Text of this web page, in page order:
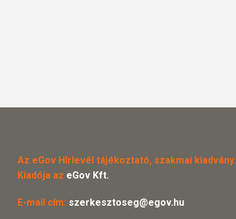
Az eGov Hírlevél tájékoztató, szakmai kiadvány.
Kiadója az eGov Kft.
E-mail cím: szerkesztoseg@egov.hu